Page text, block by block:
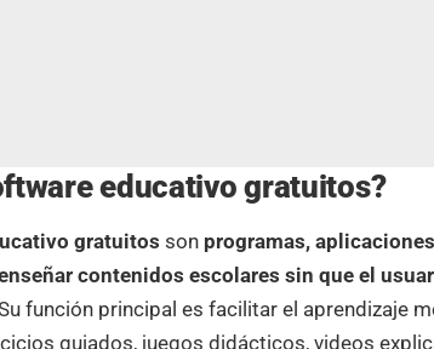
educativo gratuitos?
gratuitos son programas,
contenidos escolares sin que el
función principal es facilitar el aprendizaje
guiados, juegos didácticos, videos